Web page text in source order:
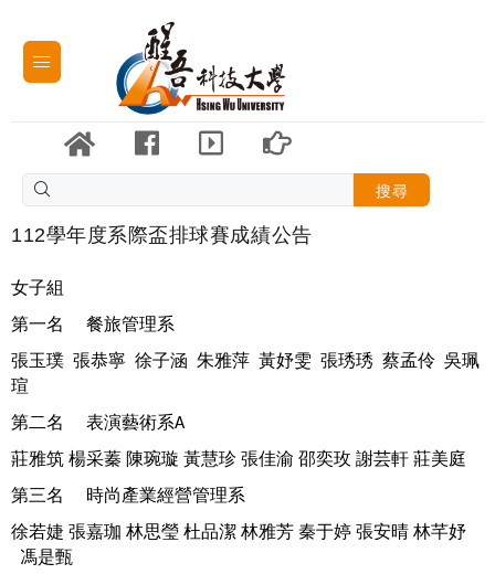
搜尋
112學年度系際盃排球賽成績公告
女子組
第一名 餐旅管理系
張玉璞 張恭寧 徐子涵 朱雅萍 黃妤雯 張琇琇 蔡孟伶 吳珮
瑄
第二名 表演藝術系A
莊雅筑 楊采蓁 陳琬璇 黃慧珍 張佳渝 邵奕玫 謝芸軒 莊美庭
第三名 時尚產業經營管理系
徐若婕 張嘉珈 林思瑩 杜品潔 林雅芳 秦于婷 張安晴 林芊妤
馮是甄